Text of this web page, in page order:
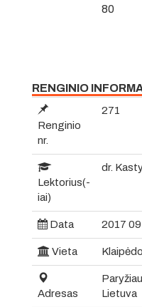
80
RENGINIO
Renginio
nr.
271
Lektorius(-
iai)
dr.
Data 2017 09
Vieta
Adresas
Lietuva